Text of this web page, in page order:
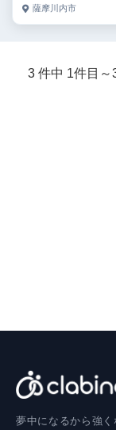
薩摩川内市
3 件中 1件目～
夢中になるから強く